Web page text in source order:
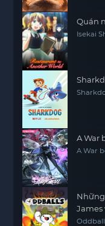
Quán
Isekai
A War
A War
James